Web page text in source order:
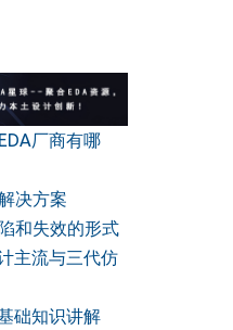
厂商有哪
决方案
和失效的形式
主流与三代仿
础知识讲解